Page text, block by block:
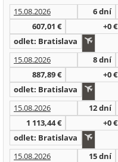
15.08.2026
6 dní
607,01 €
+0 €
odlet: Bratislava
15.08.2026
8 dní
887,89 €
+0 €
odlet: Bratislava
15.08.2026
12 dní
1 113,44 €
+0 €
odlet: Bratislava
15.08.2026
15 dní